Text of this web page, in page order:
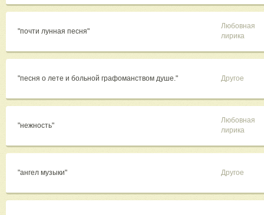
"почти лунная песня"
Любовная
лирика
"песня о лете и больной графоманством душе." Другое
"нежность"
Любовная
лирика
"ангел музыки" Другое